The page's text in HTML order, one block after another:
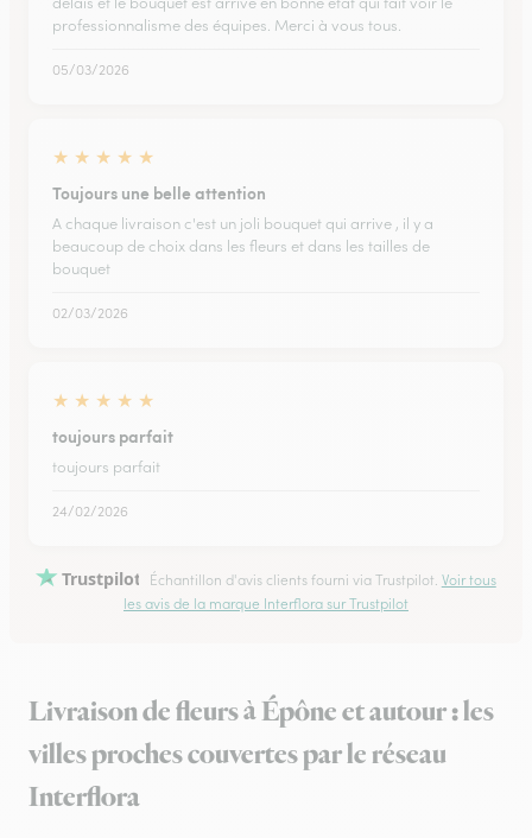
professionnalisme des équipes. Merci à vous tous.
05/03/2026
★ ★ ★ ★ ★
Toujours une belle attention
A chaque livraison c'est un joli bouquet qui arrive , il y a
beaucoup de choix dans les fleurs et dans les tailles de
bouquet
02/03/2026
★ ★ ★ ★ ★
toujours parfait
toujours parfait
24/02/2026
Trustpilot Échantillon d'avis clients fourni via Trustpilot. Voir tous
les avis de la marque Interflora sur Trustpilot
Livraison de fleurs à Épône et autour : les
villes proches couvertes par le réseau
Interflora